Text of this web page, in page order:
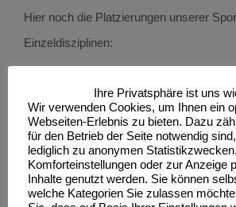
Hier noch die Platzierungen unserer
Einzeldisziplinen:
Joe Caine Blackburn im
Meter und Ballwerfen mit
4x50m Staffel in 30,06 sec.
Blackburn, Yannick
Ihre Privatsphäre ist uns
Wir verwenden Cookies, um Ihnen ein
Webseiten-Erlebnis zu bieten. Dazu
für den Betrieb der Seite notwendig
lediglich zu anonymen
Komforteinstellungen oder zur Anzeige
Inhalte genutzt werden. Sie können
welche Kategorien Sie zulassen